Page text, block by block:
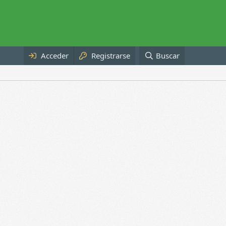
Acceder Registrarse Buscar